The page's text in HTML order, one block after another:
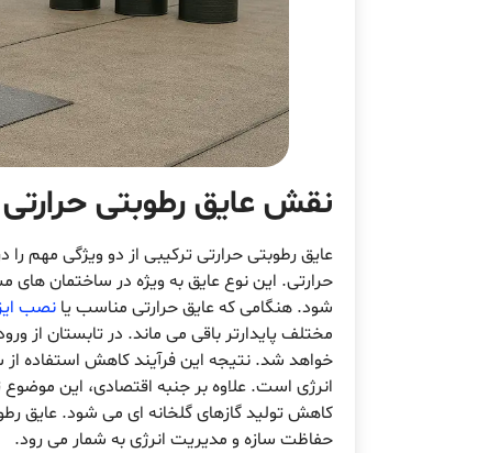
نقش عایق رطوبتی
عایق رطوبتی حرارتی ترکیبی از دو ویژگی مهم
حرارتی. این نوع عایق به ویژه در ساختمان
شود. هنگامی که عایق حرارتی مناسب یا نصب
مختلف پایدارتر باقی می ماند. در تابستان از
خواهد شد. نتیجه این فرآیند کاهش استفاده
انرژی است. علاوه بر جنبه اقتصادی، این
کاهش تولید گازهای گلخانه ای می شود. عایق
حفاظت سازه و مدیریت انرژی به شمار می رود.